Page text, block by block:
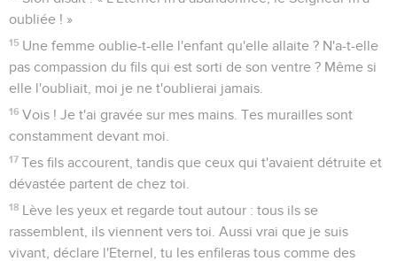
oubliée ! »
15 Une femme oublie-t-elle l'enfant qu'elle allaite ? N'a-t-elle
pas compassion du fils qui est sorti de son ventre ? Même si
elle l'oubliait, moi je ne t'oublierai jamais.
16 Vois ! Je t'ai gravée sur mes mains. Tes murailles sont
constamment devant moi.
17 Tes fils accourent, tandis que ceux qui t'avaient détruite et
dévastée partent de chez toi.
18 Lève les yeux et regarde tout autour : tous ils se
rassemblent, ils viennent vers toi. Aussi vrai que je suis
vivant, déclare l'Eternel, tu les enfileras tous comme des